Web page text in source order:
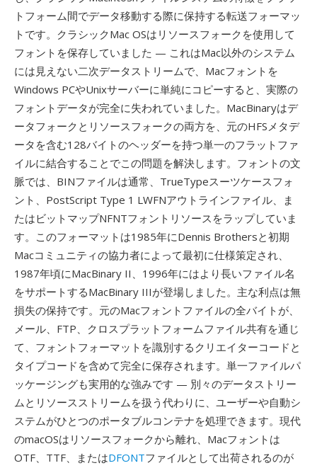
トフォーム間でデータ移動する際に保持する転送フォーマッ
トです。クラシックMac OSはリソースフォークを使用して
フォントを保存していました — これはMac以外のシステム
には見えない二次データストリームで、Macフォントを
Windows PCやUnixサーバーに単純にコピーすると、実際の
フォントデータが完全に失われていました。MacBinaryはデ
ータフォークとリソースフォークの両方を、元のHFSメタデ
ータを含む128バイトのヘッダーを持つ単一のフラットファ
イルに結合することでこの問題を解決します。フォントの文
脈では、BINファイルは通常、TrueTypeスーツケースフォ
ント、PostScript Type 1 LWFNアウトラインファイル、ま
たはビットマップNFNTフォントリソースをラップしていま
す。このフォーマットは1985年にDennis Brothersと初期
Macコミュニティの協力者によって最初に仕様策定され、
1987年頃にMacBinary II、1996年にはより長いファイル名
をサポートするMacBinary IIIが登場しました。主な利点は無
損失の保持です。元のMacフォントファイルの全バイトが、
メール、FTP、クロスプラットフォームファイル共有を通じ
て、フォントフォーマットを識別するクリエイターコードと
タイプコードを含めて完全に保存されます。単一ファイルパ
ッケージングも実用的な強みです — 別々のデータストリー
ムとリソースストリームを扱う代わりに、ユーザーや自動シ
ステムがひとつのポータブルコンテナを処理できます。現代
のmacOSはリソースフォークから離れ、Macフォントは
OTF、TTF、またはDFONTファイルとして出荷されるのが